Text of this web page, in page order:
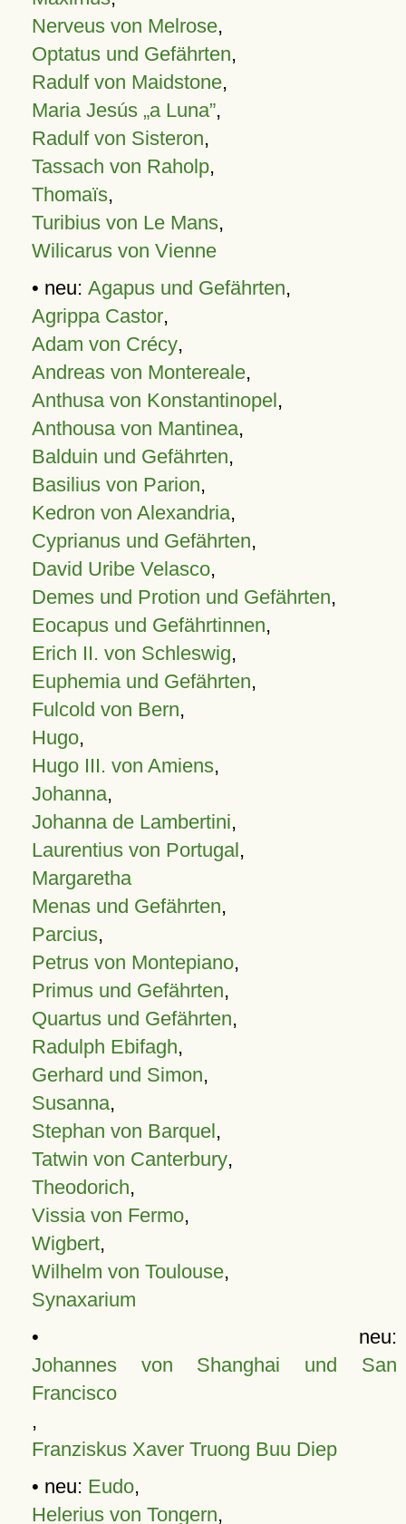
Nerveus von Melrose,
Optatus und Gefährten,
Radulf von Maidstone,
Maria Jesús „a Luna”,
Radulf von Sisteron,
Tassach von Raholp,
Thomaïs,
Turibius von Le Mans,
Wilicarus von Vienne
• neu: Agapus und Gefährten,
Agrippa Castor,
Adam von Crécy,
Andreas von Montereale,
Anthusa von Konstantinopel,
Anthousa von Mantinea,
Balduin und Gefährten,
Basilius von Parion,
Kedron von Alexandria,
Cyprianus und Gefährten,
David Uribe Velasco,
Demes und Protion und Gefährten,
Eocapus und Gefährtinnen,
Erich II. von Schleswig,
Euphemia und Gefährten,
Fulcold von Bern,
Hugo,
Hugo III. von Amiens,
Johanna,
Johanna de Lambertini,
Laurentius von Portugal,
Margaretha
Menas und Gefährten,
Parcius,
Petrus von Montepiano,
Primus und Gefährten,
Quartus und Gefährten,
Radulph Ebifagh,
Gerhard und Simon,
Susanna,
Stephan von Barquel,
Tatwin von Canterbury,
Theodorich,
Vissia von Fermo,
Wigbert,
Wilhelm von Toulouse,
Synaxarium
• neu:
Johannes von Shanghai und San
Francisco
,
Franziskus Xaver Truong Buu Diep
• neu: Eudo,
Helerius von Tongern,